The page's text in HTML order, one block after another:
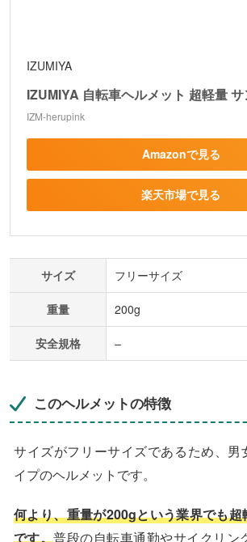
IZUMIYA
IZUMIYA 自転車ヘルメット 超軽量
IZM-herupink
Amazonで見る
楽天市場で見る
サイズ フリーサイズ
重量 200g
安全規格 –
このヘルメットの特徴
サイズがフリーサイズであるため、男
イプのヘルメットです。
何より、重量が200gという業界でも
です。普段の自転車通勤やサイクリン